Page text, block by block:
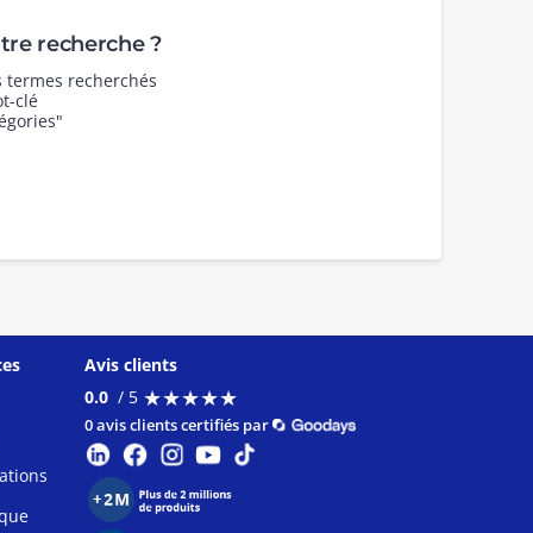
recherche ?
recherchés
clé
Avis clients
0.0 / 5 ★★★★★
★★★★★
0 avis clients certifiés par